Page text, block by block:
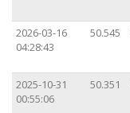
2026-03-16
04:28:43
50.545
2025-10-31
00:55:06
50.351